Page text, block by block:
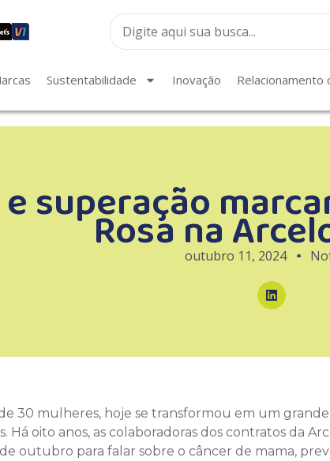
Sustentabilidade Inovação
superação
Rosa naoutubro 11, 2024
30 mulheres, hoje se transformou em um
Há oito anos, as colaboradoras dos contratos da
outubro para falar sobre o câncer de mama,